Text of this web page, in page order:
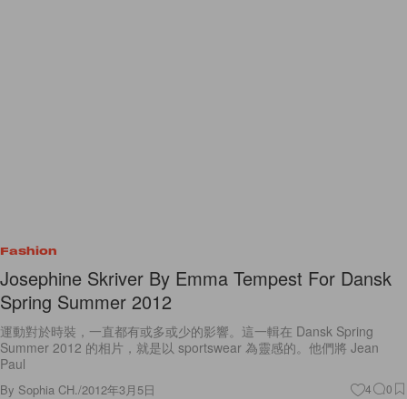
Fashion
Josephine Skriver By Emma Tempest For Dansk
Spring Summer 2012
運動對於時裝，一直都有或多或少的影響。這一輯在 Dansk Spring
Summer 2012 的相片，就是以 sportswear 為靈感的。他們將 Jean
Paul
By Sophia CH. /2012年3月5日 4 0